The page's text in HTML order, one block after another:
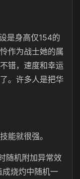
是身高仅154的
作为战士她的属
错，速度和幸运
。许多人是把华
能就很强。
随机附加异常效
烧灼中随机一